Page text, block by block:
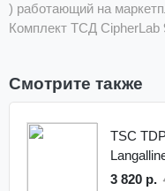
) работающий на
Комплект ТСД CipherLab
Смотрите также
TSC
3 820 р.